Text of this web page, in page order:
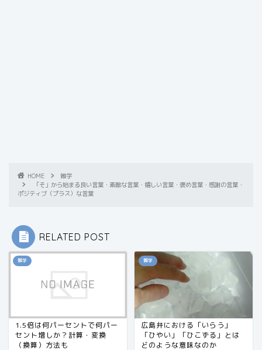
HOME
雑学
「そ」から始まる良い言葉・素敵な言葉・嬉しい言葉・褒め言葉・感謝の言葉・
ポジティブ（プラス）な言葉
RELATED POST
雑学
1.5倍は何パーセントで何パー
セント増しか？計算・変換
（換算）方法も
雑学
広島弁における「いらう」
「ひやい」「ひこずる」とは
どのような意味なのか